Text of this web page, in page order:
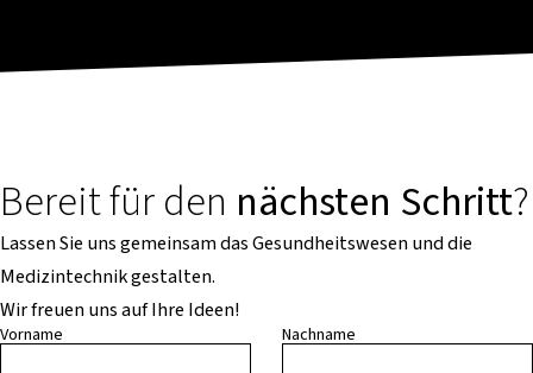
Bereit für den nächsten Schritt?
Lassen Sie uns gemeinsam das Gesundheitswesen und die
Medizintechnik gestalten.
Wir freuen uns auf Ihre Ideen!
Vorname Nachname